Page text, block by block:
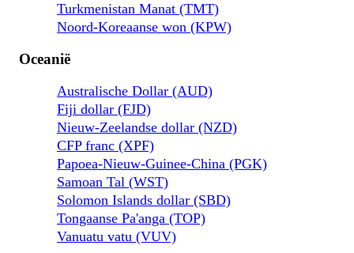
Turkmenistan Manat (TMT)
Noord-Koreaanse won (KPW)
Oceanië
Australische Dollar (AUD)
Fiji dollar (FJD)
Nieuw-Zeelandse dollar (NZD)
CFP franc (XPF)
Papoea-Nieuw-Guinee-China (PGK)
Samoan Tal (WST)
Solomon Islands dollar (SBD)
Tongaanse Pa'anga (TOP)
Vanuatu vatu (VUV)